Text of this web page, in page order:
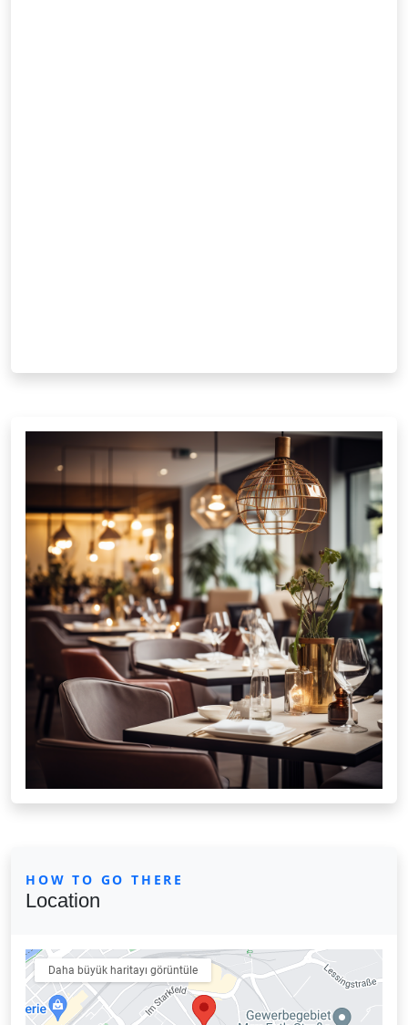
HOW TO GO THERE
Location